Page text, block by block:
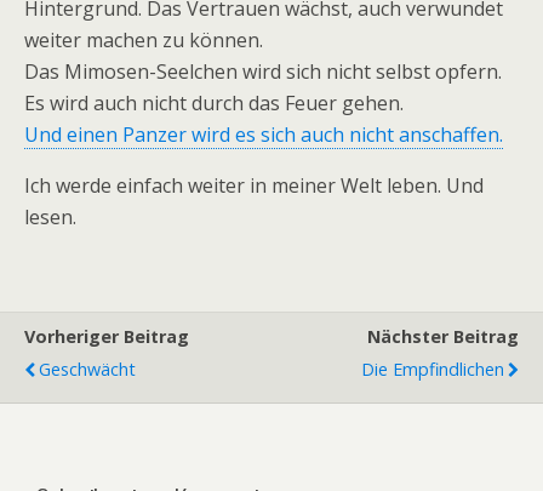
Hintergrund. Das Vertrauen wächst, auch verwundet
weiter machen zu können.
Das Mimosen-Seelchen wird sich nicht selbst opfern.
Es wird auch nicht durch das Feuer gehen.
Und einen Panzer wird es sich auch nicht anschaffen.
Ich werde einfach weiter in meiner Welt leben. Und
lesen.
Vorheriger Beitrag
Geschwächt
Nächster Beitrag
Die Empfindlichen